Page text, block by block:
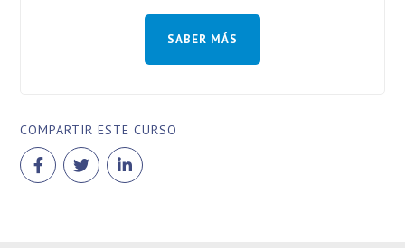
SABER MÁS
COMPARTIR ESTE CURSO